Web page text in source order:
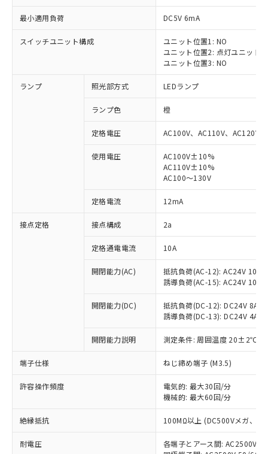
最小適用負荷 DC5V 6mA
スイッチユニット構成
ユニット位置1: NO
ユニット位置2: 点灯ユニット
ユニット位置3: NO
ランプ 照光部方式 LEDランプ
ランプ色 橙
定格電圧 AC100V、AC110V、AC120V
使用電圧
AC100V±10%
AC110V±10%
AC100～130V
定格電流 12mA
接点定格 接点構成 2a
定格通電電流 10A
開閉能力(AC)
抵抗負荷(AC-12): AC24V 10A/
誘導負荷(AC-15): AC24V
開閉能力(DC)
抵抗負荷(DC-12): DC24V 8A/
誘導負荷(DC-13): DC24V 4A/
開閉能力説明 測定条件: 周囲温度 20±2℃、
端子仕様 ねじ締め端子 (M3.5)
許容操作頻度
電気的: 最大30回/分
機械的: 最大60回/分
絶縁抵抗 100MΩ以上 (DC500Vメガ、点
耐電圧
各端子とアース間: AC2500V
ご利用条件
以下の条件をお読みいただき、同意のうえ
本サービスは、当社制御機器事業取扱
商品の当社在庫状況および標準価格
(税抜)を提供させていただくもので
当社制御機器事業取扱商品の中には、
本サービスの対象外となる商品もある
ことをご了承ください。
在庫状況および標準価格照会結果は、
記載している更新日時点での社内デー
タに基づき作成されるものであり、閲
準価格とは異なる場合があることをご
対応済み：EU RoHS指令（10物質）の
非含有に対応した製品が提供可能な商品で
対応予定：EU RoHS指令（10物質）の非含
有に対応した製品に切り替える予定のある
対応予定なし：EU RoHS指令（10物質）の
非含有に非対応の商品で、対応品を出す予
調査・確認中：EU RoHS指令（10物質）の
非含有の対応状況を調査中または確認中の
非該当品：ライセンス料など無形物で、有
害物質有無と関係のない商品です。
仕入先様の事情により、非含有部品として
いたものが、含有品と判明した場合などや
むを得ず変更することがあります。
*EU RoHS指令（10物質）：
鉛(Pb) 1000ppm以下、 水銀(Hg) 1000ppm以下、 カド
六価クロム(Cr(Ⅵ)) 1000ppm以下、ポリ臭化ビフェニル
「○」：最大均質材料含有率が中国RoHSの
基準値以下であることを示します。
「×」：最大均質材料含有率が中国RoHSの
基準値を超えていることを示します。
「－」：未確認です。当社販売部門へお問
当社は、これら貴社製品のうち、外国
為替および外国貿易法に定める商品
（以下｢規制貨物等」という）を輸出
または国外への提供する場合は、日本
国政府の輸出許可(または役務取引許
可)を取得するなどの必要な手続きを